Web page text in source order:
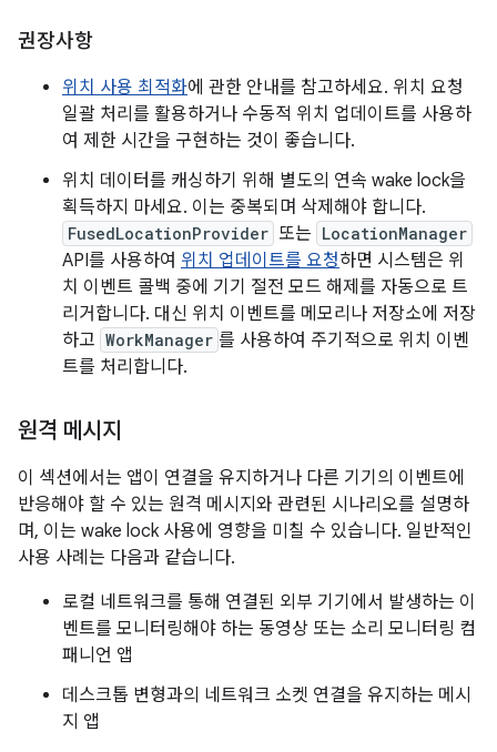
권장사항
위치 사용 최적화에 관한 안내를 참고하세요. 위치 요청
일괄 처리를 활용하거나 수동적 위치 업데이트를 사용하
여 제한 시간을 구현하는 것이 좋습니다.
위치 데이터를 캐싱하기 위해 별도의 연속 wake lock을
획득하지 마세요. 이는 중복되며 삭제해야 합니다.
FusedLocationProvider 또는 LocationManager
API를 사용하여 위치 업데이트를 요청하면 시스템은 위
치 이벤트 콜백 중에 기기 절전 모드 해제를 자동으로 트
리거합니다. 대신 위치 이벤트를 메모리나 저장소에 저장
하고 WorkManager 를 사용하여 주기적으로 위치 이벤
트를 처리합니다.
원격 메시지
이 섹션에서는 앱이 연결을 유지하거나 다른 기기의 이벤트에
반응해야 할 수 있는 원격 메시지와 관련된 시나리오를 설명하
며, 이는 wake lock 사용에 영향을 미칠 수 있습니다. 일반적인
사용 사례는 다음과 같습니다.
로컬 네트워크를 통해 연결된 외부 기기에서 발생하는 이
벤트를 모니터링해야 하는 동영상 또는 소리 모니터링 컴
패니언 앱
데스크톱 변형과의 네트워크 소켓 연결을 유지하는 메시
지 앱